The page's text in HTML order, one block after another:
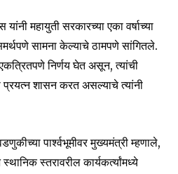
महायुती सरकारच्या एका वर्षाच्या
सामना केल्याचे ठामपणे सांगितले.
निर्णय घेत असून, त्यांची
प्रयत्न शासन करत असल्याचे त्यांनी
पार्श्वभूमीवर मुख्यमंत्री म्हणाले,
स्तरावरील कार्यकर्त्यांमध्ये